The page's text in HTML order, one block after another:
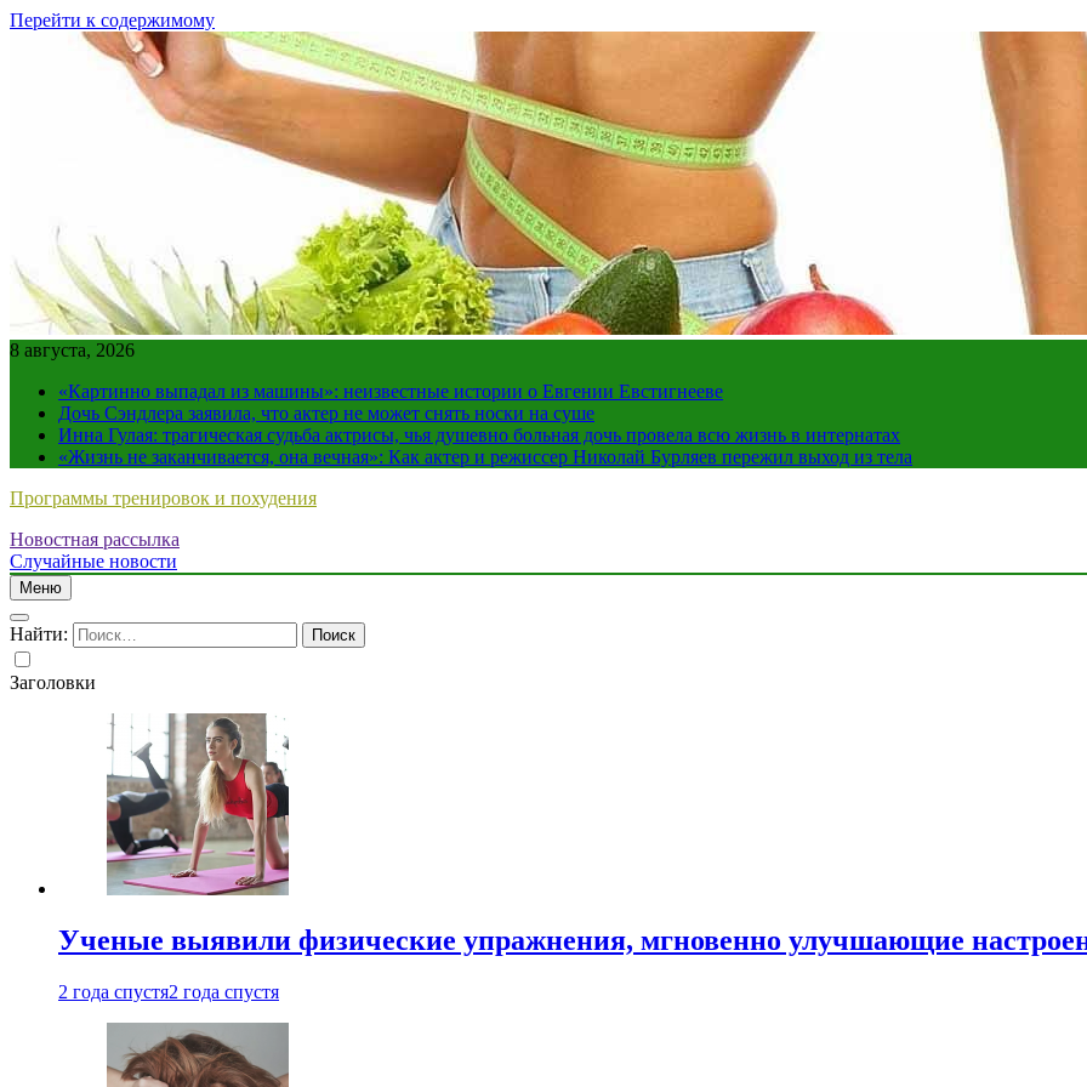
Перейти к содержимому
8 августа, 2026
«Картинно выпадал из машины»: неизвестные истории о Евгении Евстигнееве
Дочь Сэндлера заявила, что актер не может снять носки на суше
Инна Гулая: трагическая судьба актрисы, чья душевно больная дочь провела всю жизнь в интернатах
«Жизнь не заканчивается, она вечная»: Как актер и режиссер Николай Бурляев пережил выход из тела
Программы тренировок и похудения
Новостная рассылка
Случайные новости
Меню
Найти:
Заголовки
Ученые выявили физические упражнения, мгновенно улучшающие
2 года спустя2 года спустя